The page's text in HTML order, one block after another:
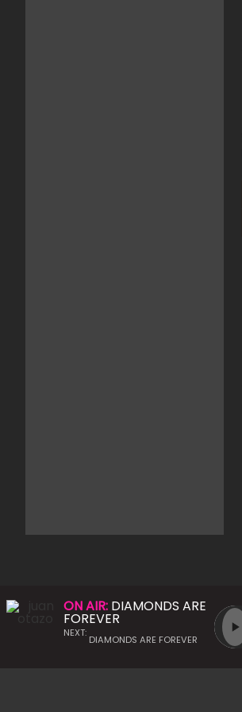
ON AIR: DIAMONDS ARE
FOREVER
NEXT:
DIAMONDS ARE FOREVER